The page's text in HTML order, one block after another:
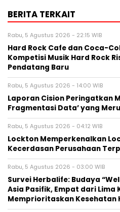
BERITA TERKAIT
Rabu, 5 Agustus 2026 - 22:15 WIB
Hard Rock Cafe dan Coca-
Kompetisi Musik Hard Rock
Pendatang Baru
Rabu, 5 Agustus 2026 - 14:00 WIB
Laporan Cision Peringatkan
Fragmentasi Data’ yang
Rabu, 5 Agustus 2026 - 04:12 WIB
Lockton Memperkenalkan
Kecerdasan Perusahaan
Rabu, 5 Agustus 2026 - 03:00 WIB
Survei Herbalife: Budaya
Asia Pasifik, Empat dari Lima
Memprioritaskan Kesehatan